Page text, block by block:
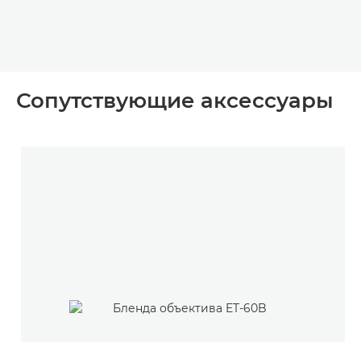
Сопутствующие аксессуары